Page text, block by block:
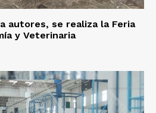
autores, se realiza la Feria
y Veterinaria